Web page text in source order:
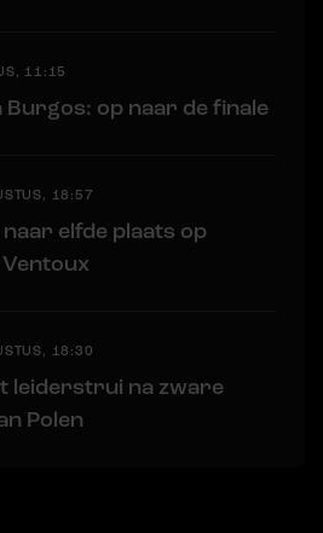
11:15
Burgos: op naar de finale
18:57
elfde plaats op
18:30
leiderstrui na zware
Polen